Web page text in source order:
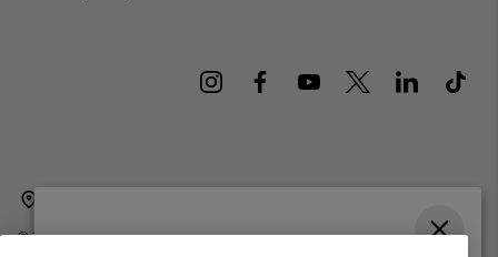
©2026Columbia Sportswear International Sarl. Avenue des Morgines, 12